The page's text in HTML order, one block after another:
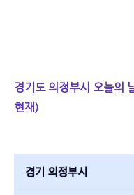
경기도 의정부시 오늘
현재)